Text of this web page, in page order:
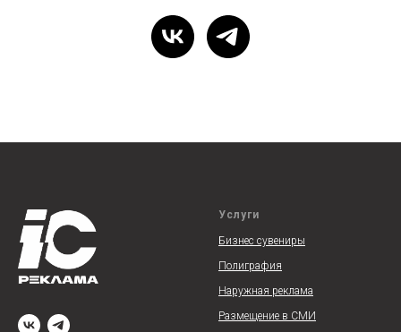
Услуги
Бизнес сувениры
Полиграфия
Наружная реклама
Размещение в СМИ